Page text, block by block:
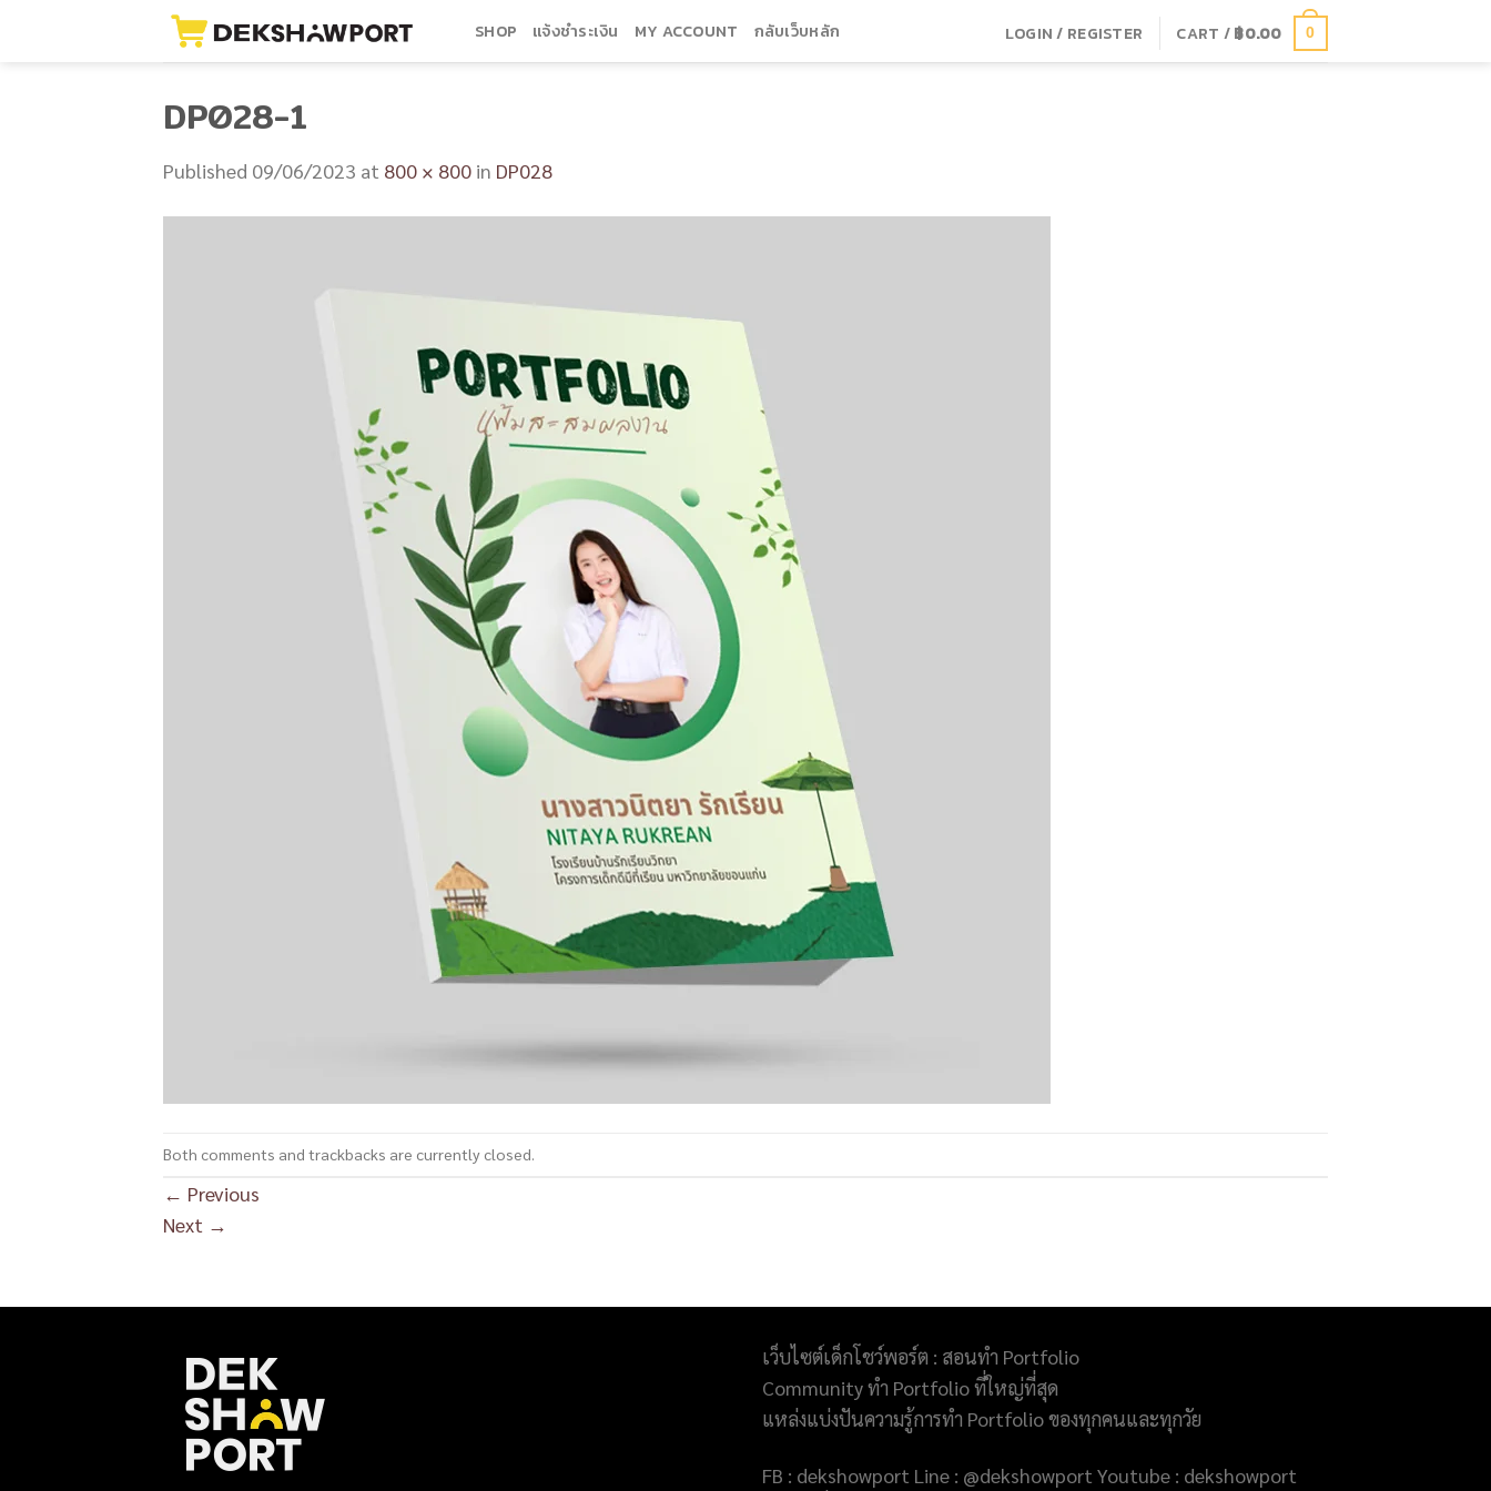
SHOP แจ้งชำระเงิน MY ACCOUNT กลับเว็บหลัก LOGIN / REGISTER CART /฿0.00 0
DP028-1
Published 09/06/2023 at 800 × 800 in DP028
Both comments and trackbacks are currently closed.
← Previous
Next →
เว็บไซต์เด็กโชว์พอร์ต : สอนทำ Portfolio
Community ทำ Portfolio ที่ใหญ่ที่สุด
แหล่งแบ่งปันความรู้การทำ Portfolio ของทุกคนและทุกวัย
FB : dekshowport Line : @dekshowport Youtube : dekshowport